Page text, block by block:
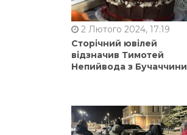
2 Лютого 2024, 17:19
Сторічний ювілей
відзначив Тимотей
Непийвода з Бучаччини